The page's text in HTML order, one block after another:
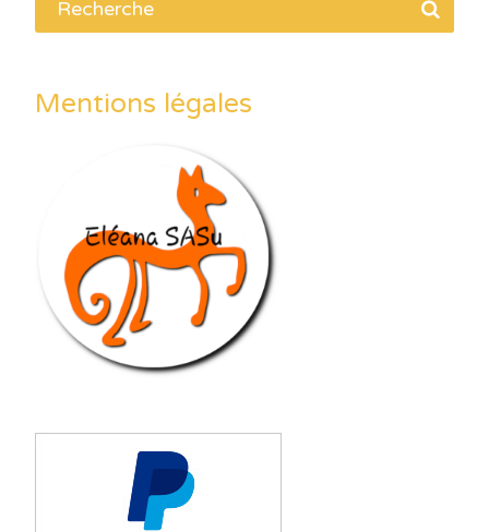
Mentions légales